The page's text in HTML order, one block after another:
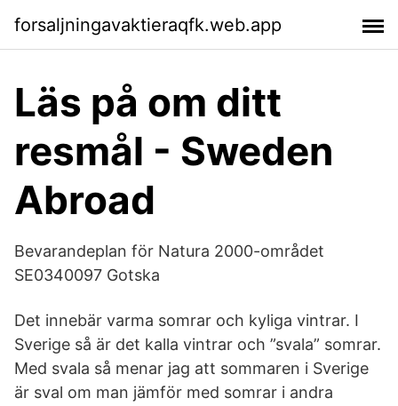
forsaljningavaktieraqfk.web.app
Läs på om ditt
resmål - Sweden
Abroad
Bevarandeplan för Natura 2000-området
SE0340097 Gotska
Det innebär varma somrar och kyliga vintrar. I
Sverige så är det kalla vintrar och ”svala” somrar.
Med svala så menar jag att sommaren i Sverige
är sval om man jämför med somrar i andra